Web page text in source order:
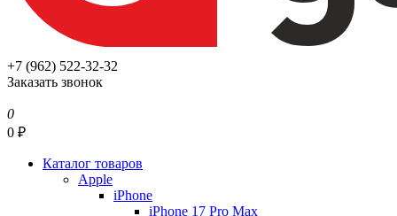
+7 (962) 522-32-32
Заказать звонок
0
0 ₽
Каталог товаров
Apple
iPhone
iPhone 17 Pro Max